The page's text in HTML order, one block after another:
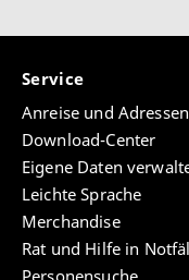
Service
Anreise und Adressen
Download-Center
Eigene Daten
Leichte Sprache
Merchandise
Rat und Hilfe in